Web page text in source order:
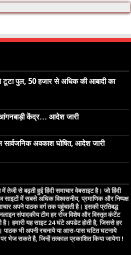
टूटा पुल, 50 हजार से अधिक की आबादी का
केंद्र… आदेश जारी
अवकाश घोषित, आदेश जारी
तेजी से बढ़ती हुई हिंदी समाचार वेबसाइट है। जो हिंदी
साइटों में सबसे अधिक विश्वसनीय, प्रमाणिक और निष्पक्ष
अपने पाठक वर्ग तक पहुंचाती है। इसकी प्रतिबद्ध
संपादकीय टीम हर रोज विशेष और विस्तृत कंटेंट
है। हमारी यह साइट 24 घंटे अपडेट होती है, जिससे हर
भी अपनी रचनाये या आस-पास घटित घटनाये
भेज सकते है, जिन्हें तत्काल प्रकाशित किया जायेगा !